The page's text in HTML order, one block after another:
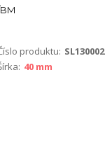
BM
produktu: SL130002
40 mm